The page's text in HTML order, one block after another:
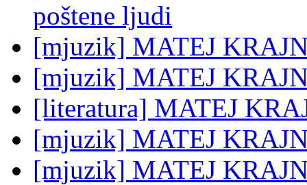
poštene ljudi
[mjuzik] MATEJ
[mjuzik] MATEJ
[literatura] MATEJ
[mjuzik] MATEJ
[mjuzik] MATEJ